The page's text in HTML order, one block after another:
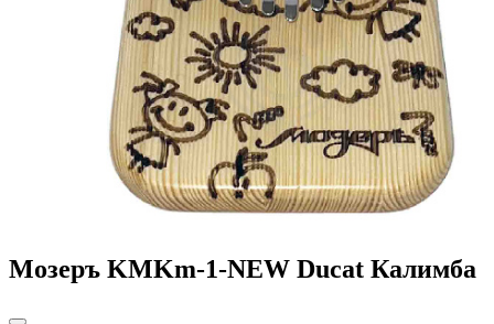
Мозеръ KMKm-1-NEW Ducat Калимба